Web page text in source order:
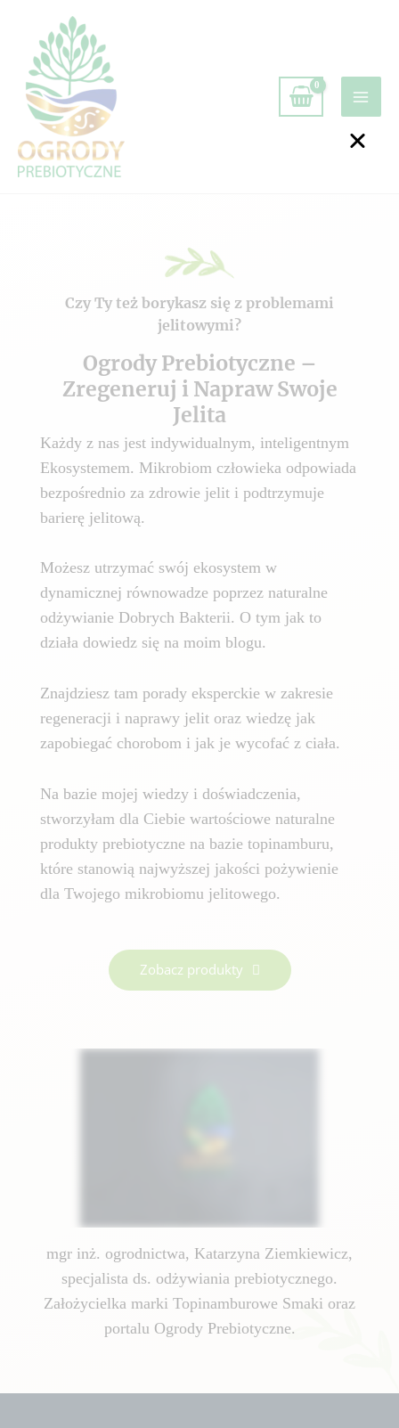
mgr inż. ogrodnictwa, Katarzyna Ziemkiewicz,
specjalista ds. odżywiania prebiotycznego.
Założycielka marki Topinamburowe Smaki oraz
portalu Ogrody Prebiotyczne.
Czy Ty też borykasz się z problemami
jelitowymi?
Ogrody Prebiotyczne –
Zregeneruj i Napraw Swoje
Jelita
Każdy z nas jest indywidualnym, inteligentnym
Ekosystemem. Mikrobiom człowieka odpowiada
bezpośrednio za zdrowie jelit i podtrzymuje
barierę jelitową.
Możesz utrzymać swój ekosystem w
dynamicznej równowadze poprzez naturalne
odżywianie Dobrych Bakterii. O tym jak to
działa dowiedz się na moim blogu.
Znajdziesz tam porady eksperckie w zakresie
regeneracji i naprawy jelit oraz wiedzę jak
zapobiegać chorobom i jak je wycofać z ciała.
Na bazie mojej wiedzy i doświadczenia,
stworzyłam dla Ciebie wartościowe naturalne
produkty prebiotyczne na bazie topinamburu,
które stanowią najwyższej jakości pożywienie
dla Twojego mikrobiomu jelitowego.
Zobacz produkty